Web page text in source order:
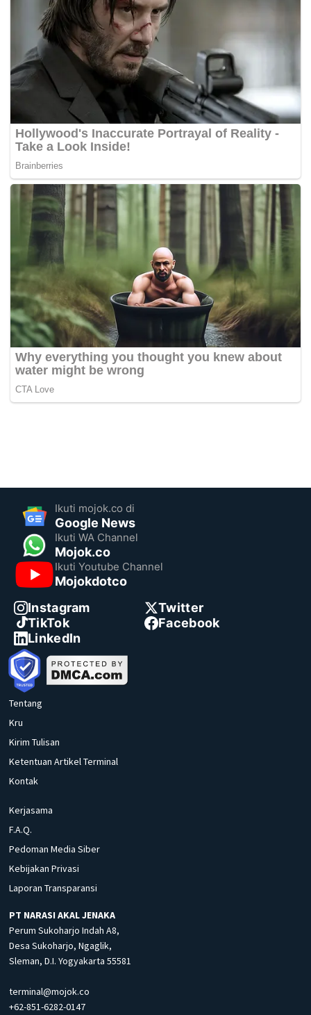
Ikuti mojok.co di
Google News
Ikuti WA Channel
Mojok.co
Ikuti Youtube Channel
Mojokdotco
Instagram
Twitter
TikTok
Facebook
LinkedIn
Tentang
Kru
Kirim Tulisan
Ketentuan Artikel Terminal
Kontak
Kerjasama
F.A.Q.
Pedoman Media Siber
Kebijakan Privasi
Laporan Transparansi
PT NARASI AKAL JENAKA
Perum Sukoharjo Indah A8,
Desa Sukoharjo, Ngaglik,
Sleman, D.I. Yogyakarta 55581
terminal@mojok.co
+62-851-6282-0147